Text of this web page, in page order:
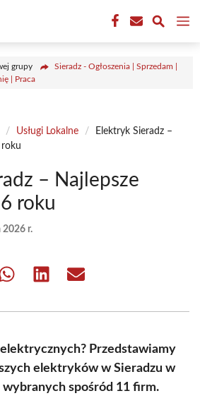
grupy
Sieradz - Ogłoszenia | Sprzedam |
| Praca
/ Usługi Lokalne /
Elektryk Sieradz –
– Najlepsze
roku
2026 r.
Share Share Share
elektrycznych? Przedstawiamy
elektryków w Sieradzu w
spośród 11 firm.